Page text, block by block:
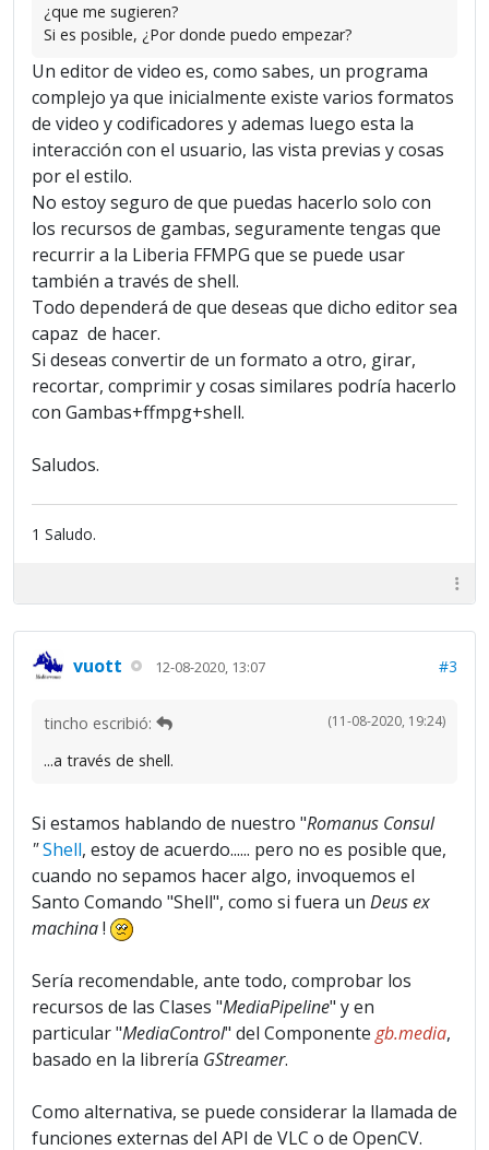
¿que me sugieren?
Si es posible, ¿Por donde puedo empezar?
Un editor de video es, como sabes, un programa
complejo ya que inicialmente existe varios formatos
de video y codificadores y ademas luego esta la
interacción con el usuario, las vista previas y cosas
por el estilo.
No estoy seguro de que puedas hacerlo solo con
los recursos de gambas, seguramente tengas que
recurrir a la Liberia FFMPG que se puede usar
también a través de shell.
Todo dependerá de que deseas que dicho editor sea
capaz de hacer.
Si deseas convertir de un formato a otro, girar,
recortar, comprimir y cosas similares podría hacerlo
con Gambas+ffmpg+shell.
Saludos.
1 Saludo.
vuott 12-08-2020, 13:07 #3
(11-08-2020, 19:24)
tincho escribió:
...a través de shell.
Si estamos hablando de nuestro "Romanus Consul
"Shell, estoy de acuerdo...... pero no es posible que,
cuando no sepamos hacer algo, invoquemos el
Santo Comando "Shell", como si fuera un Deus ex
machina!
Sería recomendable, ante todo, comprobar los
recursos de las Clases "MediaPipeline" y en
particular "MediaControl" del Componente gb.media,
basado en la librería GStreamer.
Como alternativa, se puede considerar la llamada de
funciones externas del API de VLC o de OpenCV.